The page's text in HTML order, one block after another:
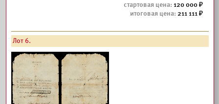
120 000
211 111
Лот 6.